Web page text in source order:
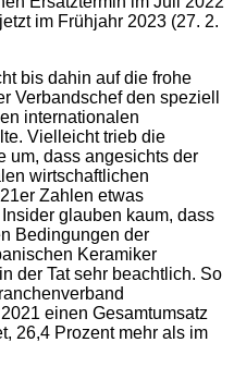
im Frühjahr 2023 (27. 2.
bis dahin auf die frohe
Verbandschef den speziell
internationalen
Vielleicht trieb die
um, dass angesichts der
wirtschaftlichen
Zahlen etwas
glauben kaum, dass
Bedingungen der
Keramiker
der Tat sehr beachtlich. So
einen Gesamtumsatz
26,4 Prozent mehr als im